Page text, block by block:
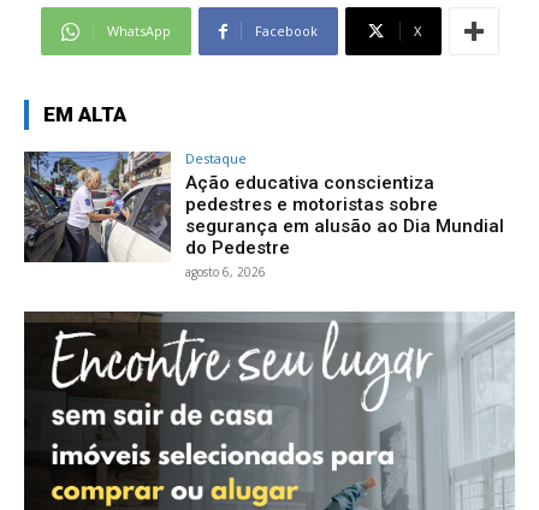
WhatsApp Facebook X
EM ALTA
Destaque
Ação educativa conscientiza
pedestres e motoristas sobre
segurança em alusão ao Dia Mundial
do Pedestre
agosto 6, 2026